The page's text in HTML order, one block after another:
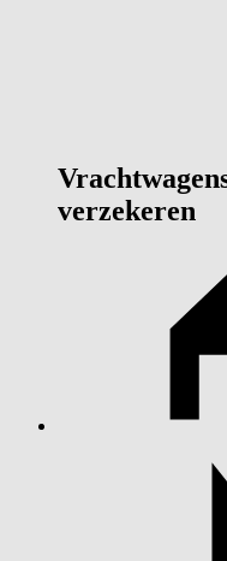
verzekeren